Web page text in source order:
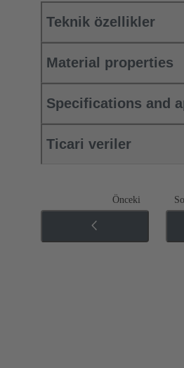
Teknik özellikler
Material properties
Specifications and
Ticari veriler
Önceki